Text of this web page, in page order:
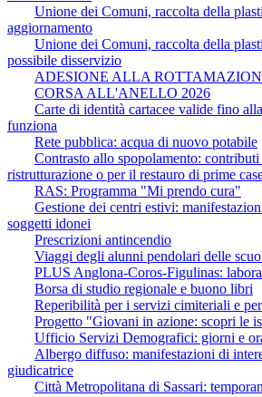
Unione dei Comuni, raccolta della
aggiornamento
Unione dei Comuni, raccolta della
possibile disservizio
ADESIONE ALLA
CORSA ALL'ANELLO 2026
Carte di identità cartacee valide fino
funziona
Rete pubblica: acqua di nuovo potabile
Contrasto allo spopolamento:
ristrutturazione o per il restauro di prime
RAS: Programma "Mi prendo cura"
Gestione dei centri estivi:
soggetti idonei
Prescrizioni antincendio
Viaggi degli alunni pendolari delle
PLUS Anglona-Coros-Figulinas:
Borsa di studio regionale e buono libri
Reperibilità per i servizi cimiteriali e
Progetto "Giovani in azione: scopri le
Ufficio Servizi Demografici: giorni e
Albergo diffuso: manifestazioni di
giudicatrice
Città Metropolitana di Sassari: